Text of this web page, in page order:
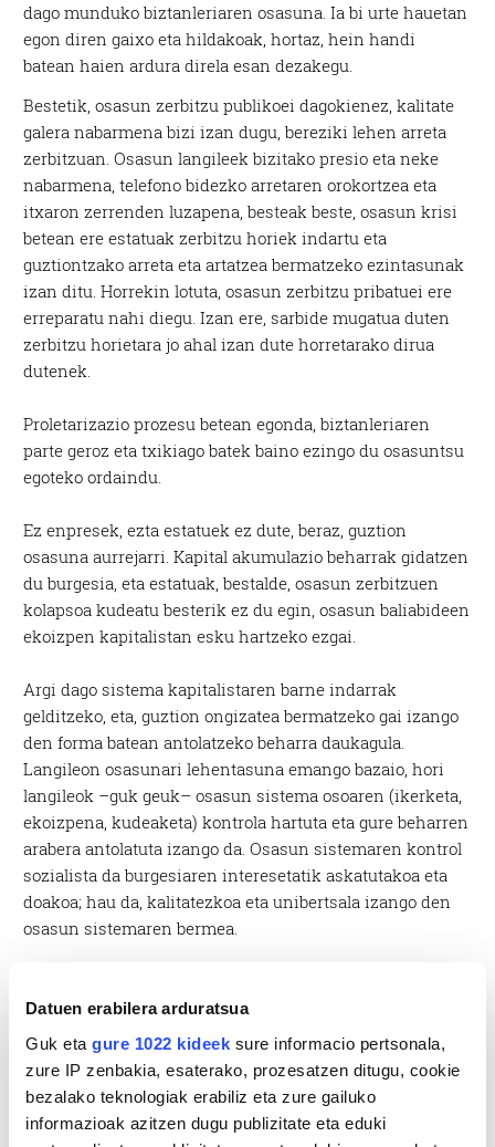
Datuen erabilera arduratsua
Guk eta gure 1022 kideek sure informacio pertsonala,
zure IP zenbakia, esaterako, prozesatzen ditugu, cookie
bezalako teknologiak erabiliz eta zure gailuko
informazioak azitzen dugu publizitate eta eduki
dago munduko biztanleriaren osasuna. Ia bi urte hauetan
egon diren gaixo eta hildakoak, hortaz, hein handi
batean haien ardura direla esan dezakegu.
Bestetik, osasun zerbitzu publikoei dagokienez, kalitate
galera nabarmena bizi izan dugu, bereziki lehen arreta
zerbitzuan. Osasun langileek bizitako presio eta neke
nabarmena, telefono bidezko arretaren orokortzea eta
itxaron zerrenden luzapena, besteak beste, osasun krisi
betean ere estatuak zerbitzu horiek indartu eta
guztiontzako arreta eta artatzea bermatzeko ezintasunak
izan ditu. Horrekin lotuta, osasun zerbitzu pribatuei ere
erreparatu nahi diegu. Izan ere, sarbide mugatua duten
zerbitzu horietara jo ahal izan dute horretarako dirua
dutenek.
Proletarizazio prozesu betean egonda, biztanleriaren
parte geroz eta txikiago batek baino ezingo du osasuntsu
egoteko ordaindu.
Ez enpresek, ezta estatuek ez dute, beraz, guztion
osasuna aurrejarri. Kapital akumulazio beharrak gidatzen
du burgesia, eta estatuak, bestalde, osasun zerbitzuen
kolapsoa kudeatu besterik ez du egin, osasun baliabideen
ekoizpen kapitalistan esku hartzeko ezgai.
Argi dago sistema kapitalistaren barne indarrak
gelditzeko, eta, guztion ongizatea bermatzeko gai izango
den forma batean antolatzeko beharra daukagula.
Langileon osasunari lehentasuna emango bazaio, hori
langileok –guk geuk– osasun sistema osoaren (ikerketa,
ekoizpena, kudeaketa) kontrola hartuta eta gure beharren
arabera antolatuta izango da. Osasun sistemaren kontrol
sozialista da burgesiaren interesetatik askatutakoa eta
doakoa; hau da, kalitatezkoa eta unibertsala izango den
osasun sistemaren bermea.